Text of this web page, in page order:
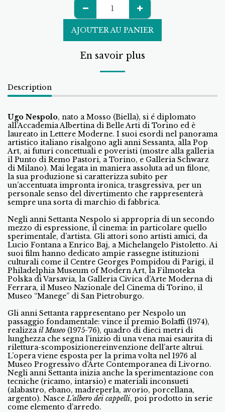
AJOUTER AU PANIER
En savoir plus
Description
Ugo Nespolo, nato a Mosso (Biella), si é diplomato
all’Accademia Albertina di Belle Arti di Torino ed è
laureato in Lettere Moderne. I suoi esordi nel panorama
artistico italiano risalgono agli anni Sessanta, alla Pop
Art, ai futuri concettuali e poveristi (mostre alla galleria
il Punto di Remo Pastori, a Torino, e Galleria Schwarz
di Milano). Mai legata in maniera assoluta ad un filone,
la sua produzione si caratterizza subito per
un’accentuata impronta ironica, trasgressiva, per un
personale senso del divertimento che rappresenterà
sempre una sorta di marchio di fabbrica.
Negli anni Settanta Nespolo si appropria di un secondo
mezzo di espressione, il cinema: in particolare quello
sperimentale, d’artista. Gli attori sono artisti amici, da
Lucio Fontana a Enrico Baj, a Michelangelo Pistoletto. Ai
suoi film hanno dedicato ampie rassegne istituzioni
culturali come il Centre Georges Pompidou di Parigi, il
Philadelphia Museum of Modern Art, la Filmoteka
Polska di Varsavia, la Galleria Civica d’Arte Moderna di
Ferrara, il Museo Nazionale del Cinema di Torino, il
Museo “Manege” di San Pietroburgo.
Gli anni Settanta rappresentano per Nespolo un
passaggio fondamentale: vince il premio Bolaffi (1974),
realizzail Museo (1975-’76), quadro di dieci metri di
lunghezza che segna l’inizio di una vena mai esaurita di
rilettura-scomposizionereinvenzione dell’arte altrui.
L’opera viene esposta per la prima volta nel 1976 al
Museo Progressivo d’Arte Contemporanea di Livorno.
Negli anni Settanta inizia anche la sperimentazione con
tecniche (ricamo, intarsio) e materiali inconsueti
(alabastro, ebano, madreperla, avorio, porcellana,
argento). NasceL’albero dei cappelli, poi prodotto in serie
come elemento d’arredo.